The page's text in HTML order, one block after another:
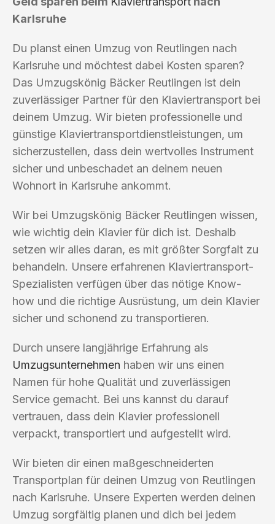
Karlsruhe
Du planst einen Umzug von Reutlingen nach
Karlsruhe und möchtest dabei Kosten sparen?
Das Umzugskönig Bäcker Reutlingen ist dein
zuverlässiger Partner für den Klaviertransport bei
deinem Umzug. Wir bieten professionelle und
günstige Klaviertransportdienstleistungen, um
sicherzustellen, dass dein wertvolles Instrument
sicher und unbeschadet an deinem neuen
Wohnort in Karlsruhe ankommt.
Wir bei Umzugskönig Bäcker Reutlingen wissen,
wie wichtig dein Klavier für dich ist. Deshalb
setzen wir alles daran, es mit größter Sorgfalt zu
behandeln. Unsere erfahrenen Klaviertransport-
Spezialisten verfügen über das nötige Know-
how und die richtige Ausrüstung, um dein Klavier
sicher und schonend zu transportieren.
Durch unsere langjährige Erfahrung als
Umzugsunternehmen haben wir uns einen
Namen für hohe Qualität und zuverlässigen
Service gemacht. Bei uns kannst du darauf
vertrauen, dass dein Klavier professionell
verpackt, transportiert und aufgestellt wird.
Wir bieten dir einen maßgeschneiderten
Transportplan für deinen Umzug von Reutlingen
nach Karlsruhe. Unsere Experten werden deinen
Umzug sorgfältig planen und dich bei jedem